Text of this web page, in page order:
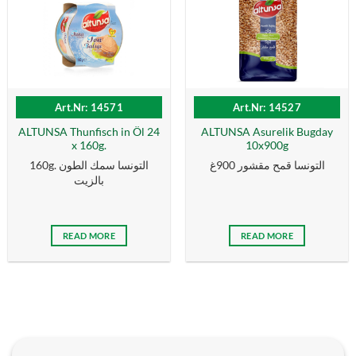
Art.Nr: 14571
ALTUNSA Thunfisch in Öl 24
x 160g.
160g. التونسا سمك الطون
بالزیت
READ MORE
Art.Nr: 14527
ALTUNSA Asurelik Bugday
10x900g
التونسا قمح مقشور 900غ
READ MORE